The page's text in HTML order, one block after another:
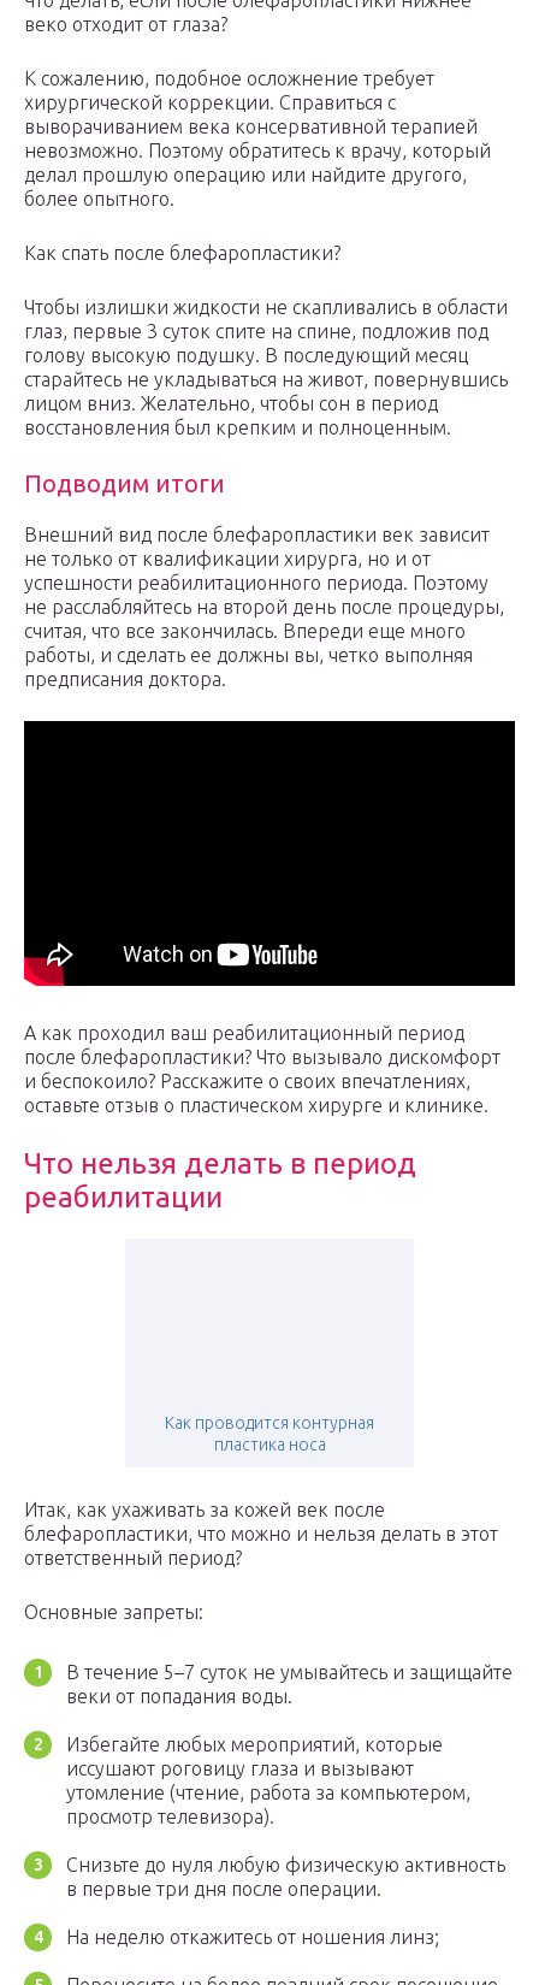
веко отходит от глаза?
К сожалению, подобное осложнение требует
хирургической коррекции. Справиться с
выворачиванием века консервативной терапией
невозможно. Поэтому обратитесь к врачу, который
делал прошлую операцию или найдите другого,
более опытного.
Как спать после блефаропластики?
Чтобы излишки жидкости не скапливались в области
глаз, первые 3 суток спите на спине, подложив под
голову высокую подушку. В последующий месяц
старайтесь не укладываться на живот, повернувшись
лицом вниз. Желательно, чтобы сон в период
восстановления был крепким и полноценным.
Подводим итоги
Внешний вид после блефаропластики век зависит
не только от квалификации хирурга, но и от
успешности реабилитационного периода. Поэтому
не расслабляйтесь на второй день после процедуры,
считая, что все закончилась. Впереди еще много
работы, и сделать ее должны вы, четко выполняя
предписания доктора.
А как проходил ваш реабилитационный период
после блефаропластики? Что вызывало дискомфорт
и беспокоило? Расскажите о своих впечатлениях,
оставьте отзыв о пластическом хирурге и клинике.
Что нельзя делать в период
реабилитации
Как проводится контурная
пластика носа
Итак, как ухаживать за кожей век после
блефаропластики, что можно и нельзя делать в этот
ответственный период?
Основные запреты:
В течение 5–7 суток не умывайтесь и защищайте
веки от попадания воды.
Избегайте любых мероприятий, которые
иссушают роговицу глаза и вызывают
утомление (чтение, работа за компьютером,
просмотр телевизора).
Снизьте до нуля любую физическую активность
в первые три дня после операции.
На неделю откажитесь от ношения линз;